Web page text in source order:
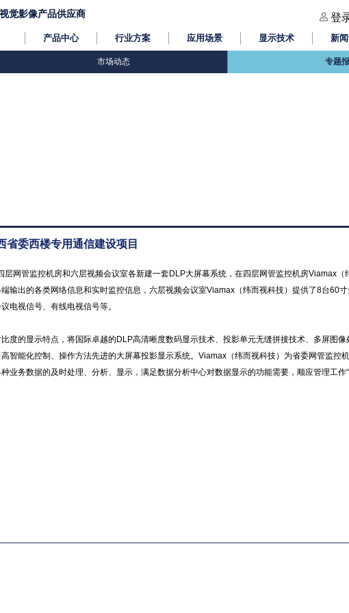
登
觉影像产品供应商
产品中心 行业方案 应用场景 显示技术 新
市场动态 专题
委西楼专用通信建设项目
网管监控机房和六层视频会议室各新建一套DLP大屏幕系统，在四层网管监控机房Viamax
输出的各类网络信息和实时监控信息，六层视频会议室Viamax（纬而视科技）提供了8台60
电视信号、有线电视信号等。
度的显示特点，将国际卓越的DLP高清晰度数码显示技术、投影单元无缝拼接技术、多屏图像
智能化控制、操作方法先进的大屏幕投影显示系统。Viamax（纬而视科技）为省委网管监控
业务数据的及时处理、分析、显示，满足数据分析中心对数据显示的功能需要，顺应管理工作